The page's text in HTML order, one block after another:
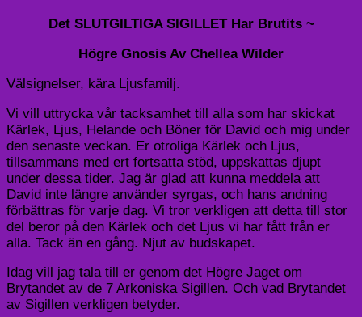
Det SLUTGILTIGA SIGILLET Har Brutits ~
Högre Gnosis Av Chellea Wilder
Välsignelser, kära Ljusfamilj.
Vi vill uttrycka vår tacksamhet till alla som har skickat
Kärlek, Ljus, Helande och Böner för David och mig under
den senaste veckan. Er otroliga Kärlek och Ljus,
tillsammans med ert fortsatta stöd, uppskattas djupt
under dessa tider. Jag är glad att kunna meddela att
David inte längre använder syrgas, och hans andning
förbättras för varje dag. Vi tror verkligen att detta till stor
del beror på den Kärlek och det Ljus vi har fått från er
alla. Tack än en gång. Njut av budskapet.
Idag vill jag tala till er genom det Högre Jaget om
Brytandet av de 7 Arkoniska Sigillen. Och vad Brytandet
av Sigillen verkligen betyder.